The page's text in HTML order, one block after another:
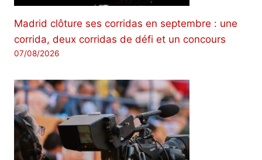
Madrid clôture ses corridas en septembre : une
corrida, deux corridas de défi et un concours
07/08/2026